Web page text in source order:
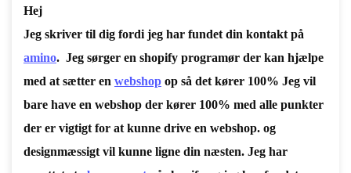
Hej
Jeg skriver til dig fordi jeg har fundet din kontakt på
amino. Jeg sørger en shopify programør der kan hjælpe
med at sætter en webshop op så det kører 100% Jeg vil
bare have en webshop der kører 100% med alle punkter
der er vigtigt for at kunne drive en webshop. og
designmæssigt vil kunne ligne din næsten. Jeg har